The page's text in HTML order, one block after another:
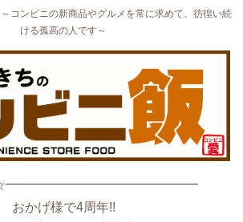
コンビニの新商品やグルメを常に求めて、彷徨い続
ける孤高の人です～
おかげ様で4周年!!